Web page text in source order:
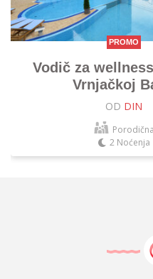
PROMO
Vodič za
Vrnjačkoj
OD DIN
Porodična
2 Noćenja